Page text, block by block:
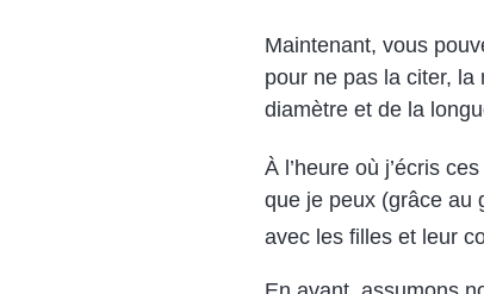
Maintenant, vous
pour ne pas la citer,
diamètre et de la
À l’heure où j’écris
que je peux (grâce au
avec les filles et leur